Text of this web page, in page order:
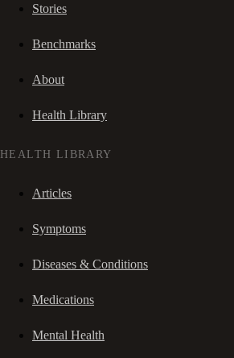
Stories
Benchmarks
About
Health Library
HEALTH LIBRARY
Articles
Symptoms
Diseases & Conditions
Medications
Mental Health